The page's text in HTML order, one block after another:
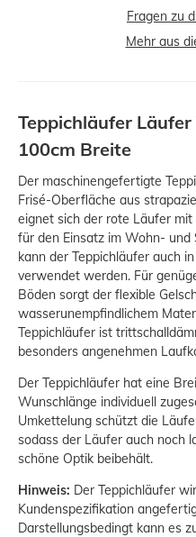
Fragen zu
Mehr aus
Teppichläufer
100cm Breite
Der maschinengefertigte
Frisé-Oberfläche aus
eignet sich der rote Läufer
für den Einsatz im Wohn- und
kann der Teppichläufer auch
verwendet werden. Für
Böden sorgt der flexible
wasserunempfindlichem
Teppichläufer ist
besonders angenehmen
Der Teppichläufer hat eine
Wunschlänge individuell
Umkettelung schützt die
sodass der Läufer auch noch
schöne Optik beibehält.
Hinweis: Der Teppichläufer
Kundenspezifikation
Darstellungsbedingt kann es